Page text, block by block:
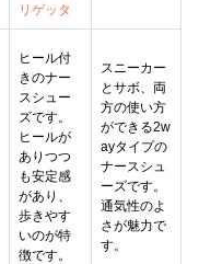
リゲッタ
ヒール付
きのナー
スシュー
ズです。
ヒールが
ありつつ
も安定感
があり、
歩きやす
いのが特
徴です。
スニーカー
とサボ、両
方の使い方
ができる2w
ayタイプの
ナースシュ
ーズです。
通気性のよ
さが魅力で
す。